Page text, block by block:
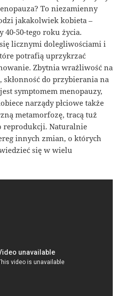
To niezamienny
jakakolwiek kobieta –
50-tego roku życia.
licznymi dolegliwościami i
potrafią uprzykrzać
Zbytnia wrażliwość na
do przybierania na
symptomem menopauzy,
narządy płciowe także
metamorfozę, tracą tuż
reprodukcji. Naturalnie
innych zmian, o których
się w wielu